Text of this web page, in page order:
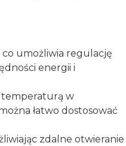
umożliwia regulację
energii i
temperaturą w
łatwo dostosować
zdalne otwieranie